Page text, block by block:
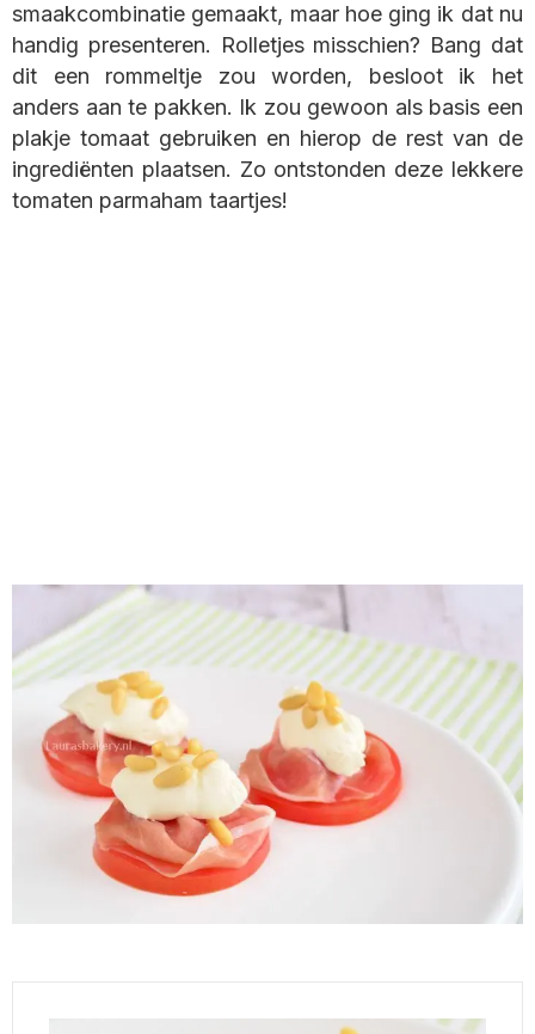
smaakcombinatie gemaakt, maar hoe ging ik dat nu
handig presenteren. Rolletjes misschien? Bang dat
dit een rommeltje zou worden, besloot ik het
anders aan te pakken. Ik zou gewoon als basis een
plakje tomaat gebruiken en hierop de rest van de
ingrediënten plaatsen. Zo ontstonden deze lekkere
tomaten parmaham taartjes!